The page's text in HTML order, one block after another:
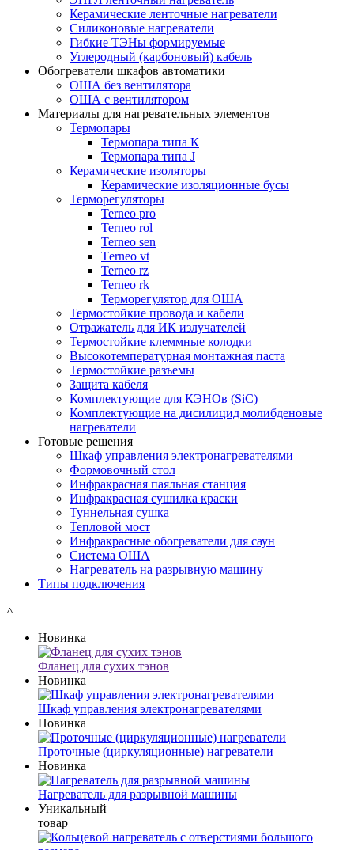
Керамические ленточные нагреватели
Силиконовые нагреватели
Гибкие ТЭНы формируемые
Углеродный (карбоновый) кабель
Обогреватели шкафов автоматики
ОША без вентилятора
ОША с вентилятором
Материалы для нагревательных элементов
Термопары
Термопара типа К
Термопара типа J
Керамические изоляторы
Керамические изоляционные бусы
Терморегуляторы
Terneo pro
Terneo rol
Terneo sen
Тerneo vt
Terneo rz
Terneo rk
Терморегулятор для ОША
Термостойкие провода и кабели
Отражатель для ИК излучателей
Термостойкие клеммные колодки
Высокотемпературная монтажная паста
Термостойкие разъемы
Защита кабеля
Комплектующие для КЭНОв (SiC)
Комплектующие на дисилицид молибденовые
нагреватели
Готовые решения
Шкаф управления электронагревателями
Формовочный стол
Инфракрасная паяльная станция
Инфракрасная сушилка краски
Туннельная сушка
Тепловой мост
Инфракрасные обогреватели для саун
Система ОША
Нагреватель на разрывную машину
Типы подключения
˄
Новинка
Фланец для сухих тэнов
Новинка
Шкаф управления электронагревателями
Новинка
Проточные (циркуляционные) нагреватели
Новинка
Нагреватель для разрывной машины
Уникальный
товар